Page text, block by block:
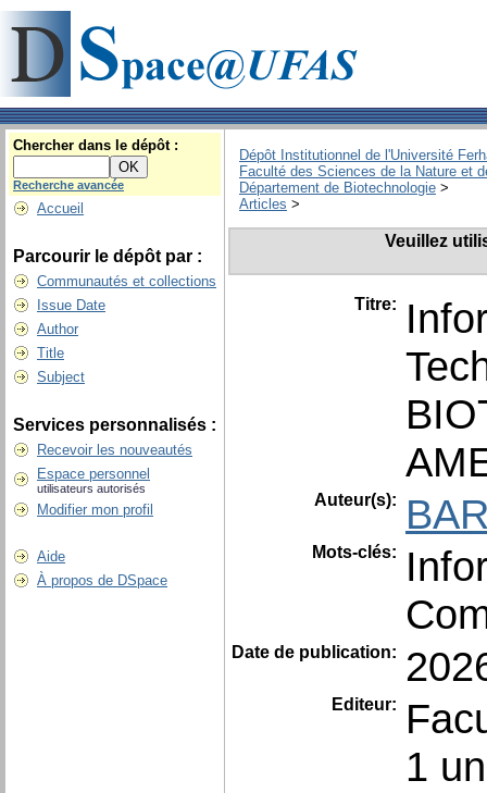
Chercher dans le dépôt :
Recherche avancée
Accueil
Parcourir le dépôt par :
Communautés et collections
Issue Date
Author
Title
Subject
Services personnalisés :
Recevoir les nouveautés
Espace personnel
utilisateurs autorisés
Modifier mon profil
Aide
À propos de DSpace
Dépôt Institutionnel de l'Université
Faculté des Sciences de la Nature et
Département de Biotechnologie >
Articles >
Veuillez
Titre:
Auteur(s):
Mots-clés:
Date de publication:
Editeur:
1